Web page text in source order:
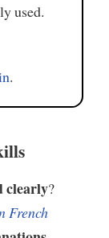
used.
.
clearly?
French